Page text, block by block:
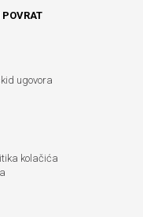
ugovora
kolačića